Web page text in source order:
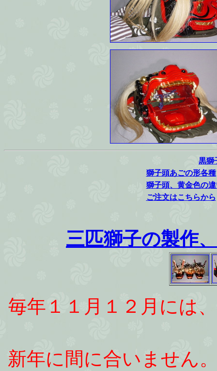
黒獅
獅子頭あごの形各種
獅子頭、黄金色の
ご注文はこちらから
三匹獅子の製作
毎年１１月１２月には
新年に間に合いません